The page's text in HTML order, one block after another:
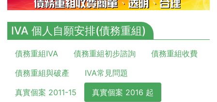
IVA 個人自願安排(債務重組)
債務重組IVA 債務重組初步諮詢
債務重組收費
債務重組與破產
IVA常見問題
真實個案 2011-15
真實個案 2016 起